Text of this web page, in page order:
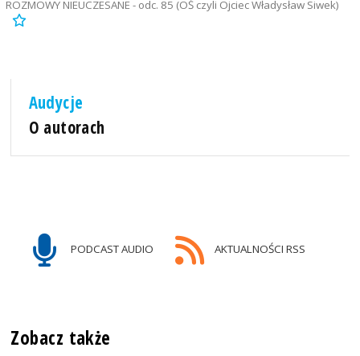
ROZMOWY NIEUCZESANE - odc. 85 (OŚ czyli Ojciec Władysław Siwek)
Audycje
O autorach
PODCAST AUDIO AKTUALNOŚCI RSS
Zobacz także